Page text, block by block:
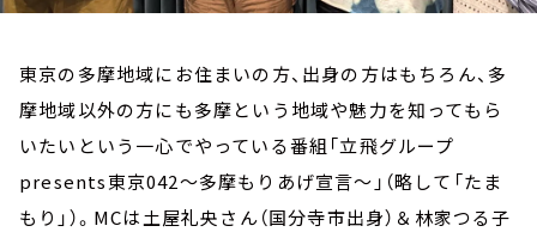
東京の多摩地域にお住まいの方、出身の方はもちろん、多
摩地域以外の方にも多摩という地域や魅力を知ってもら
いたいという一心でやっている番組「立飛グループ
presents東京042～多摩もりあげ宣言～」（略して「たま
もり」）。MCは土屋礼央さん（国分寺市出身）＆林家つる子